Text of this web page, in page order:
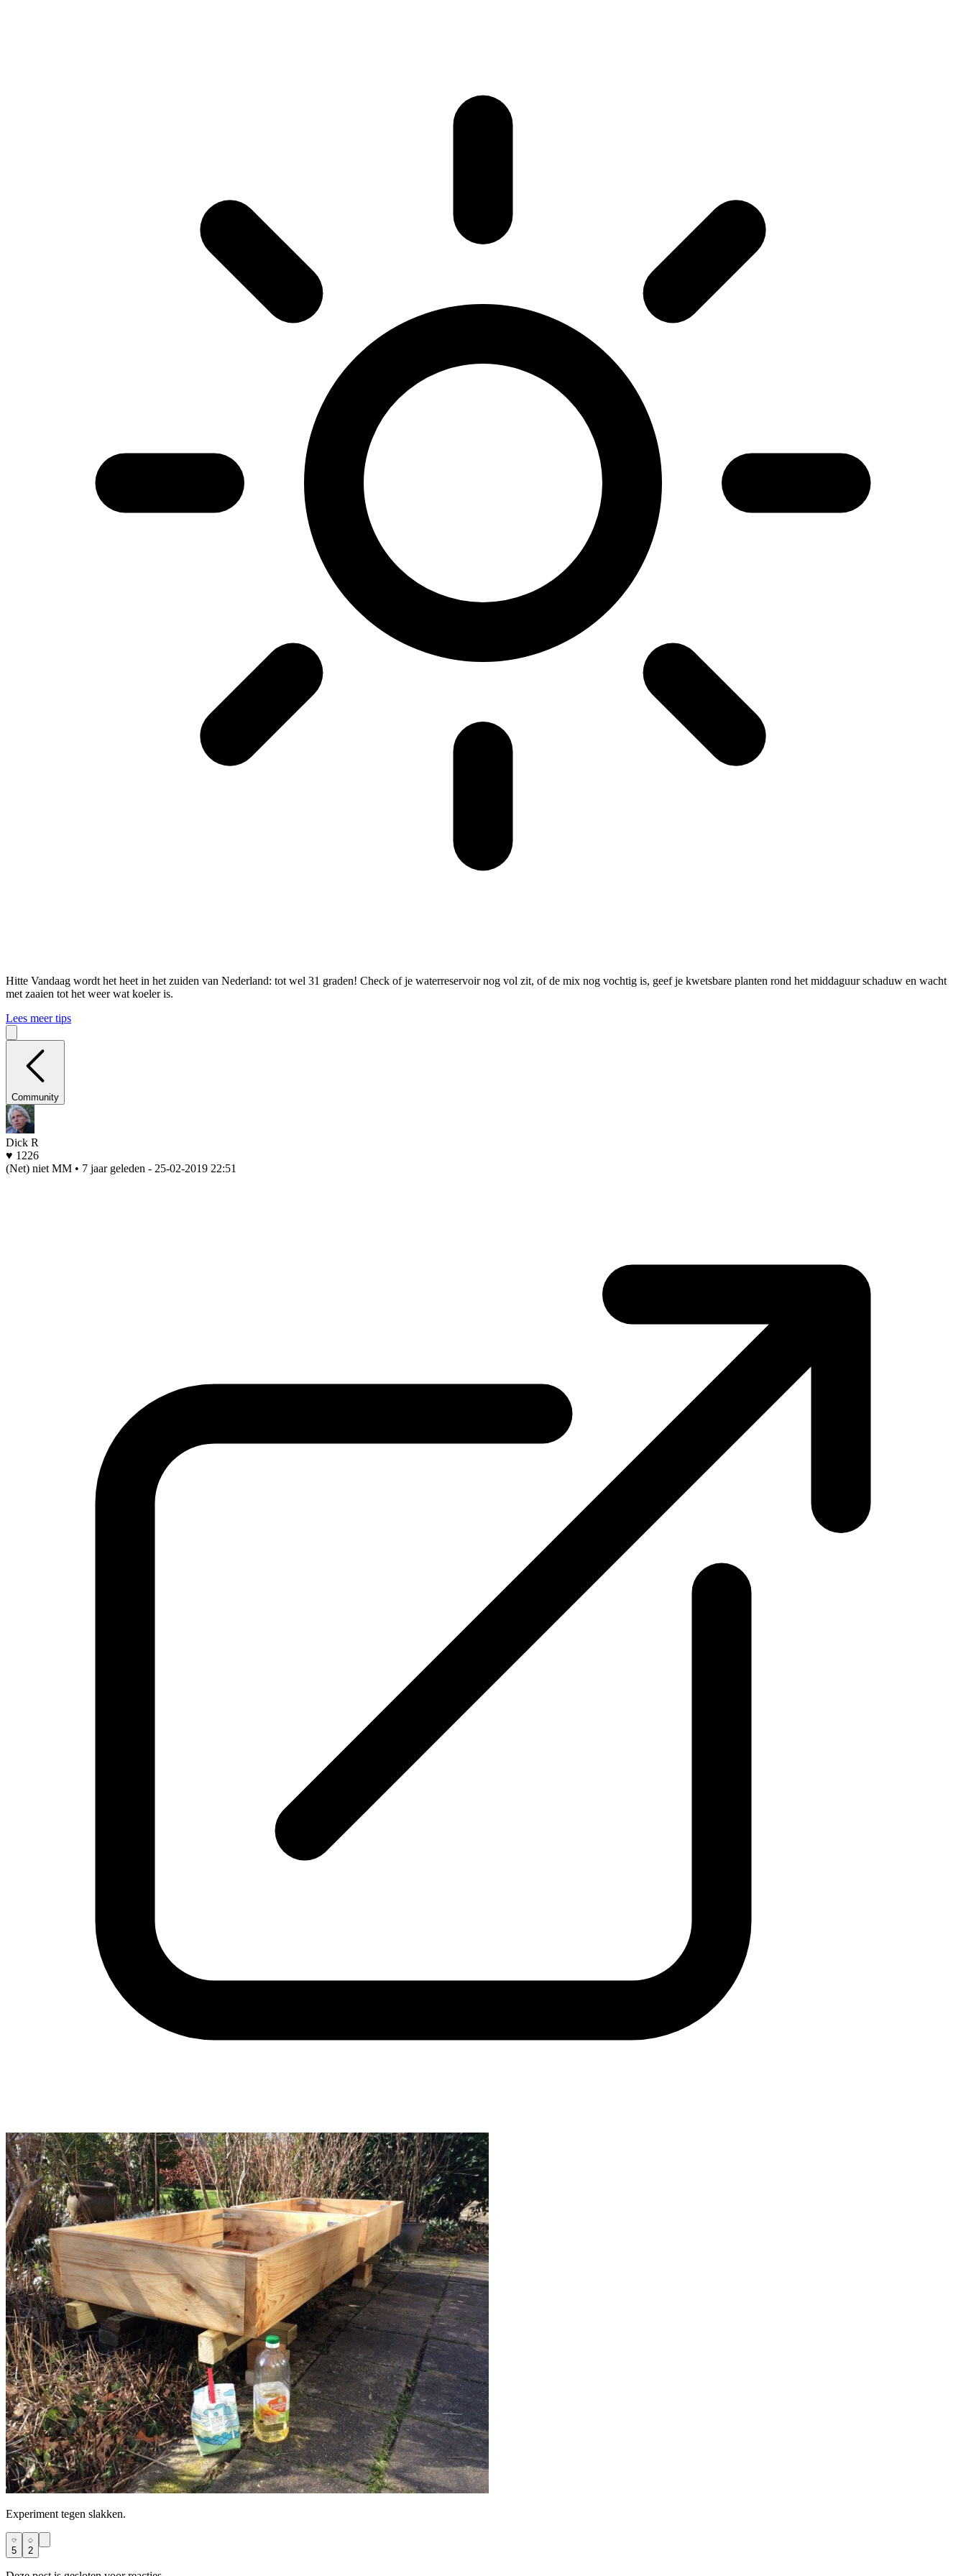
Hitte Vandaag wordt het heet in het zuiden van Nederland: tot wel 31 graden! Check of je waterreservoir nog vol zit, of de mix nog vochtig is, geef je kwetsbare planten rond het middaguur schaduw en wacht
met zaaien tot het weer wat koeler is.
Lees meer tips
Community
Dick R
♥ 1226
(Net) niet MM • 7 jaar geleden - 25-02-2019 22:51
Experiment tegen slakken.
5 2